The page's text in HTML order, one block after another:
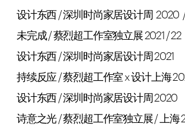
设计东西 / 深圳时尚家居设计周  2020  /
未完成 / 蔡烈超工作室独立展 2021 / 22
设计东西 / 深圳时尚家居设计周 2021
持续反应 / 蔡烈超工作室 x 设计上海
设计东西 / 深圳时尚家居设计周 2020
诗意之光 / 蔡烈超工作室独立展 / 上海